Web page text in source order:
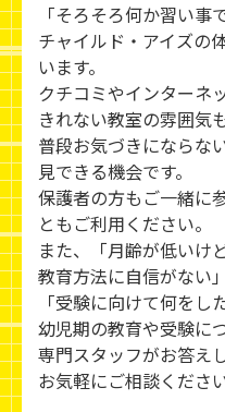
「そろそろ何か習い事
チャイルド・アイズの
います。
クチコミやインターネ
きれない教室の雰囲気
普段お気づきにならな
見できる機会です。
保護者の方もご一緒に
ともご利用ください。
また、「月齢が低いけ
教育方法に自信がない」
「受験に向けて何をし
幼児期の教育や受験に
専門スタッフがお答えし
お気軽にご相談ください